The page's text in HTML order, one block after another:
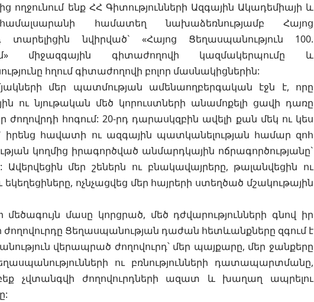
ողջունում ենք ՀՀ Գիտությունների Ազգային Ակադեմիայի և
համատեղ նախաձեռնությամբ Հայոց
տարելիցին նվիրված` «Հայոց Ցեղասպանություն 100.
միջազգային գիտաժողովի կազմակերպումը և
հղում գիտաժողովի բոլոր մասնակիցներին:
մեր պատմության ամենաողբերգական էջն է, որը
ու նյութական մեծ կորուստների անամոքելի ցավի դառը
ժողովրդի հոգում: 20-րդ դարասկզբին ավելի քան մեկ ու կես
իրենց հավատի ու ազգային պատկանելության համար զոհ
կողմից իրագործված անմարդկային ոճրագործությանը`
մեր շեներն ու բնակավայրերը, թալանվեցին ու
ոչնչացվեց մեր հայրերի ստեղծած մշակութային
մասը կորցրած, մեծ դժվարությունների գնով իր
ժողովուրդը Ցեղասպանության դաժան հետևանքները զգում է
վերապրած ժողովուրդ՝ մեր պայքարը, մեր ջանքերը
ու բռնությունների դատապարտմանը,
չվտանգվի ժողովուրդների ազատ և խաղաղ ապրելու